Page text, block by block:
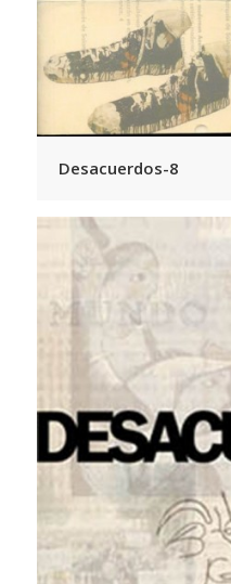
Desacuerdos-8